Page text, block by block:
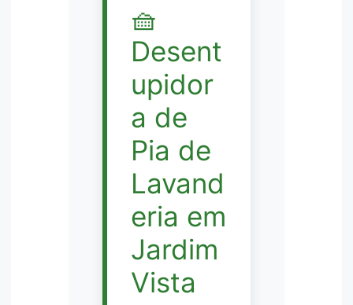
🧺
Desent
upidor
a de
Pia de
Lavand
eria em
Jardim
Vista